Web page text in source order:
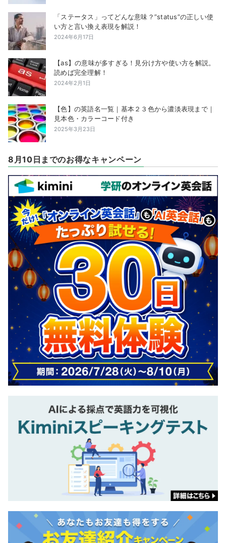
「ステータス」ってどんな意味？”status”の正しい使
い方と言い換え表現を解説！
2024年6月17日
【as】の意味が多すぎる！見分け方や使い方を解説。
読めば完全理解！
2024年2月1日
【色】の英語名一覧｜基本２３色から濃淡表現まで｜
見本色・カラーコード付き
2025年3月23日
8月10日までのお得なキャンペーン